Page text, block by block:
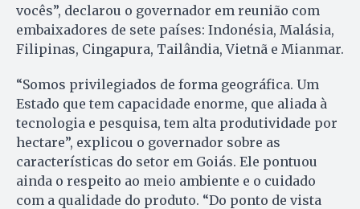
vocês”, declarou o governador em reunião com
embaixadores de sete países: Indonésia, Malásia,
Filipinas, Cingapura, Tailândia, Vietnã e Mianmar.
“Somos privilegiados de forma geográfica. Um
Estado que tem capacidade enorme, que aliada à
tecnologia e pesquisa, tem alta produtividade por
hectare”, explicou o governador sobre as
características do setor em Goiás. Ele pontuou
ainda o respeito ao meio ambiente e o cuidado
com a qualidade do produto. “Do ponto de vista